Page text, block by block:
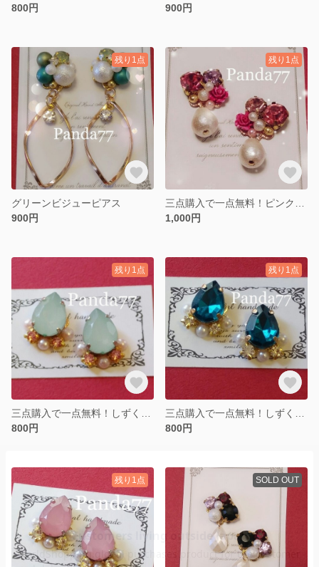
800円
900円
残り1点
グリーンビジューピアス
900円
残り1点
1,000円
残り1点
800円
残り1点
800円
残り1点 SOLD OUT